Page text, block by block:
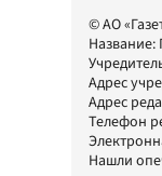
© АО
Название:
Адрес
Адрес
Телефон
Нашли